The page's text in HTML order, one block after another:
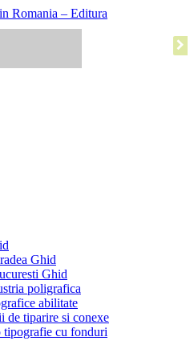
Ghid
Ghid
poligrafica
abilitate
tiparire si conexe
cu fonduri